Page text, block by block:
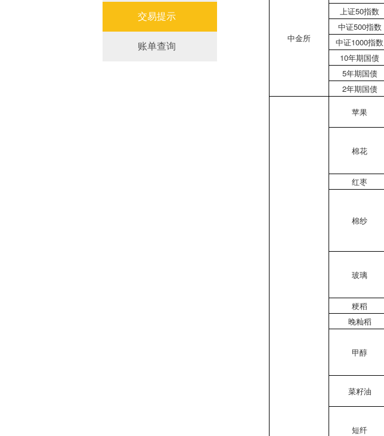
交易提示
账单查询
中金所
上证50指数
中证500指数
中证1000指数
10年期国债
5年期国债
2年期国债
苹果
棉花
红枣
棉纱
玻璃
粳稻
晚籼稻
甲醇
菜籽油
短纤